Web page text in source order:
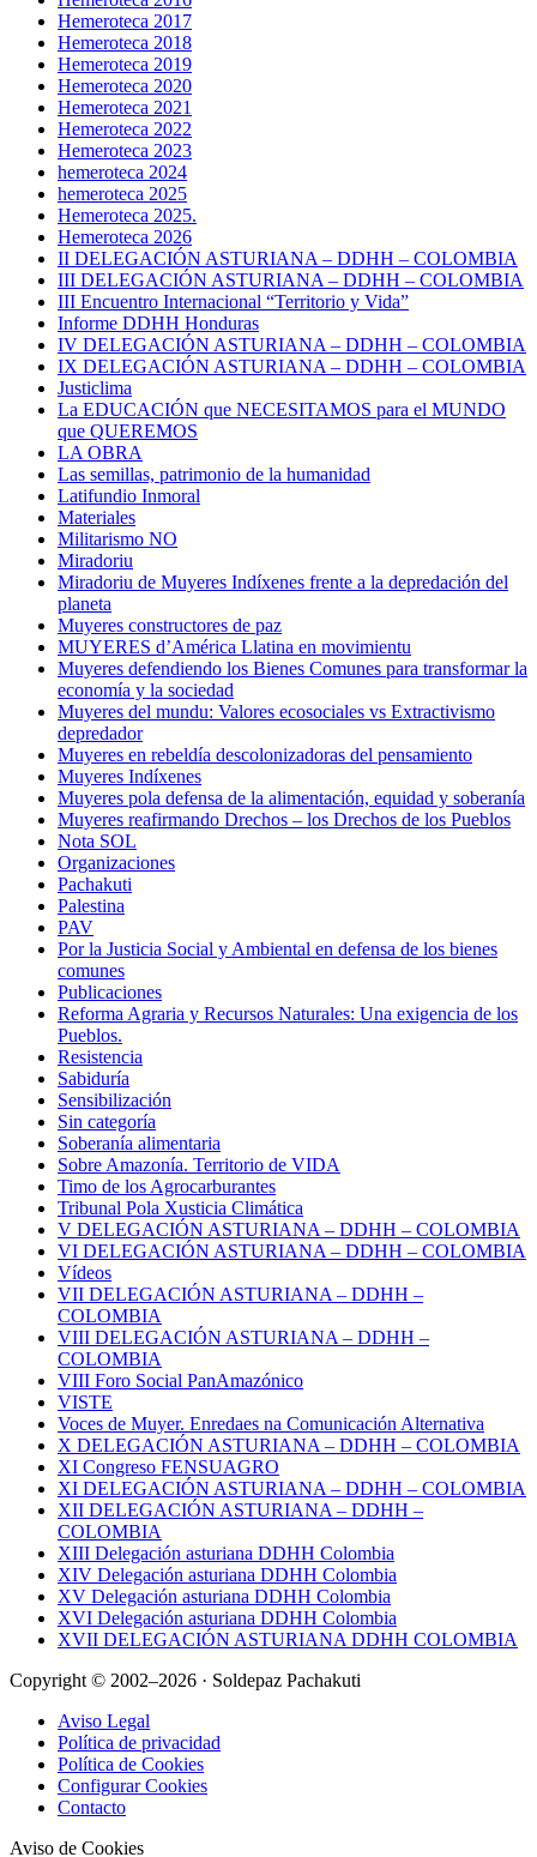
Hemeroteca 2017
Hemeroteca 2018
Hemeroteca 2019
Hemeroteca 2020
Hemeroteca 2021
Hemeroteca 2022
Hemeroteca 2023
hemeroteca 2024
hemeroteca 2025
Hemeroteca 2025.
Hemeroteca 2026
II DELEGACIÓN ASTURIANA – DDHH – COLOMBIA
III DELEGACIÓN ASTURIANA – DDHH – COLOMBIA
III Encuentro Internacional “Territorio y Vida”
Informe DDHH Honduras
IV DELEGACIÓN ASTURIANA – DDHH – COLOMBIA
IX DELEGACIÓN ASTURIANA – DDHH – COLOMBIA
Justiclima
La EDUCACIÓN que NECESITAMOS para el MUNDO
que QUEREMOS
LA OBRA
Las semillas, patrimonio de la humanidad
Latifundio Inmoral
Materiales
Militarismo NO
Miradoriu
Miradoriu de Muyeres Indíxenes frente a la depredación del
planeta
Muyeres constructores de paz
MUYERES d’América Llatina en movimientu
Muyeres defendiendo los Bienes Comunes para transformar la
economía y la sociedad
Muyeres del mundu: Valores ecosociales vs Extractivismo
depredador
Muyeres en rebeldía descolonizadoras del pensamiento
Muyeres Indíxenes
Muyeres pola defensa de la alimentación, equidad y soberanía
Muyeres reafirmando Drechos – los Drechos de los Pueblos
Nota SOL
Organizaciones
Pachakuti
Palestina
PAV
Por la Justicia Social y Ambiental en defensa de los bienes
comunes
Publicaciones
Reforma Agraria y Recursos Naturales: Una exigencia de los
Pueblos.
Resistencia
Sabiduría
Sensibilización
Sin categoría
Soberanía alimentaria
Sobre Amazonía. Territorio de VIDA
Timo de los Agrocarburantes
Tribunal Pola Xusticia Climática
V DELEGACIÓN ASTURIANA – DDHH – COLOMBIA
VI DELEGACIÓN ASTURIANA – DDHH – COLOMBIA
Vídeos
VII DELEGACIÓN ASTURIANA – DDHH –
COLOMBIA
VIII DELEGACIÓN ASTURIANA – DDHH –
COLOMBIA
VIII Foro Social PanAmazónico
VISTE
Voces de Muyer. Enredaes na Comunicación Alternativa
X DELEGACIÓN ASTURIANA – DDHH – COLOMBIA
XI Congreso FENSUAGRO
XI DELEGACIÓN ASTURIANA – DDHH – COLOMBIA
XII DELEGACIÓN ASTURIANA – DDHH –
COLOMBIA
XIII Delegación asturiana DDHH Colombia
XIV Delegación asturiana DDHH Colombia
XV Delegación asturiana DDHH Colombia
XVI Delegación asturiana DDHH Colombia
XVII DELEGACIÓN ASTURIANA DDHH COLOMBIA
Copyright © 2002–2026 · Soldepaz Pachakuti
Aviso Legal
Política de privacidad
Política de Cookies
Configurar Cookies
Contacto
Aviso de Cookies